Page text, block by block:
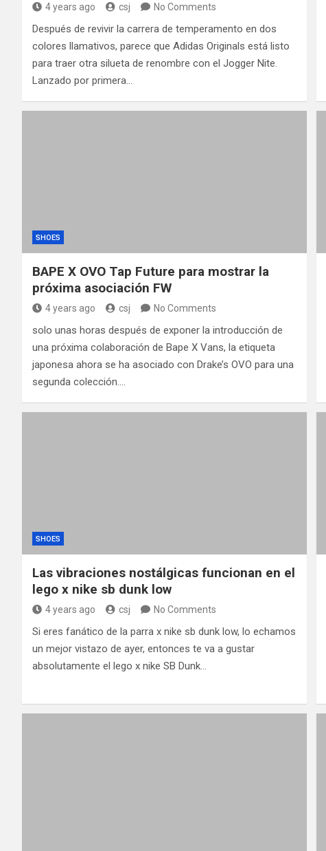
4 years ago csj No Comments
Después de revivir la carrera de temperamento en dos
colores llamativos, parece que Adidas Originals está listo
para traer otra silueta de renombre con el Jogger Nite.
Lanzado por primera…
SHOES
BAPE X OVO Tap Future para mostrar la
próxima asociación FW
4 years ago csj No Comments
solo unas horas después de exponer la introducción de
una próxima colaboración de Bape X Vans, la etiqueta
japonesa ahora se ha asociado con Drake’s OVO para una
segunda colección.…
SHOES
Las vibraciones nostálgicas funcionan en el
lego x nike sb dunk low
4 years ago csj No Comments
Si eres fanático de la parra x nike sb dunk low, lo echamos
un mejor vistazo de ayer, entonces te va a gustar
absolutamente el lego x nike SB Dunk…